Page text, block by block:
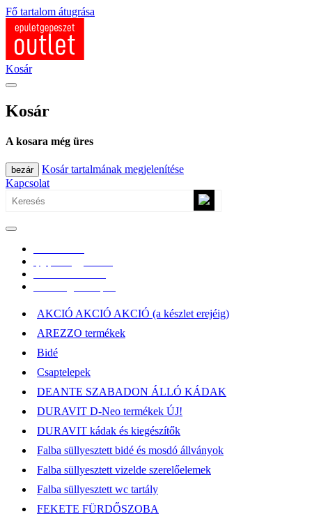
Fő tartalom átugrása
Kosár
Kosár
A kosara még üres
bezár
Kosár tartalmának megjelenítése
Kapcsolat
AKCIÓ AKCIÓ AKCIÓ (a készlet erejéig)
AREZZO termékek
Bidé
Csaptelepek
DEANTE SZABADON ÁLLÓ KÁDAK
DURAVIT D-Neo termékek ÚJ!
DURAVIT kádak és kiegészítők
Falba süllyesztett bidé és mosdó állványok
Falba süllyesztett vizelde szerelőelemek
Falba süllyesztett wc tartály
FEKETE FÜRDŐSZOBA